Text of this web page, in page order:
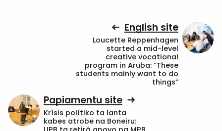
English site
Loucette Reppenhagen
started a mid-level
creative vocational
program in Aruba: “These
students mainly want to do
things”
Papiamentu site
Krísis polítiko ta lanta
kabes atrobe na Boneiru: